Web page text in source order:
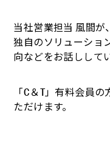
当社営業担当 風間
独自のソリューショ
向などをお話しして
「C＆T」有料会員の
ただけます。